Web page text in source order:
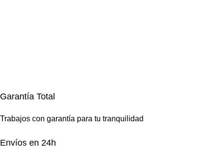
Garantía Total
Trabajos con garantía para tu tranquilidad
Envíos en 24h